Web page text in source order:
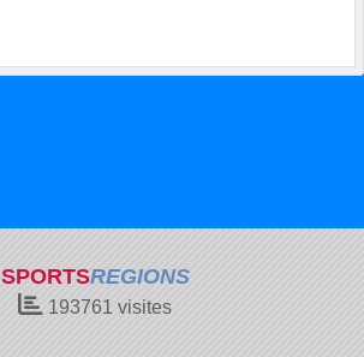
SPORTSREGIONS
193761 visites